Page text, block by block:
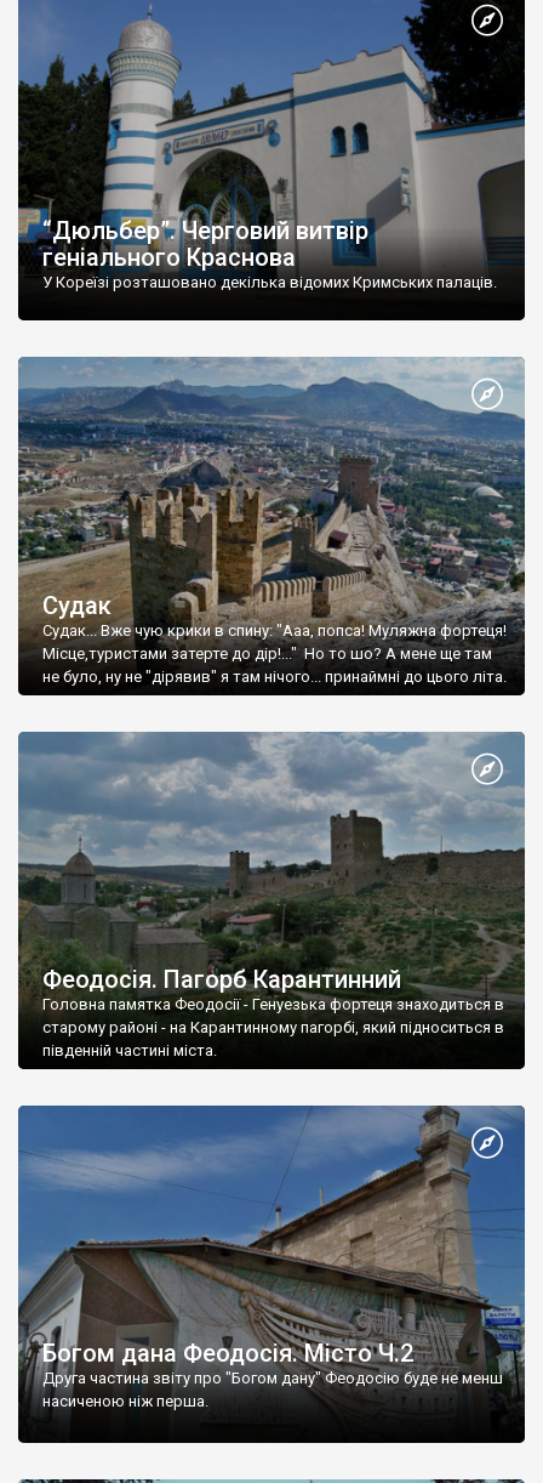
“Дюльбер”. Черговий витвір
геніального Краснова
У Кореїзі розташовано декілька відомих Кримських палаців.
Судак
Судак... Вже чую крики в спину: "Ааа, попса! Муляжна фортеця!
Місце,туристами затерте до дір!..." Но то шо? А мене ще там
не було, ну не "дірявив" я там нічого... принаймні до цього літа.
Феодосія. Пагорб Карантинний
Головна памятка Феодосії - Генуезька фортеця знаходиться в
старому районі - на Карантинному пагорбі, який підноситься в
південній частині міста.
Богом дана Феодосія. Місто Ч.2
Друга частина звіту про "Богом дану" Феодосію буде не менш
насиченою ніж перша.